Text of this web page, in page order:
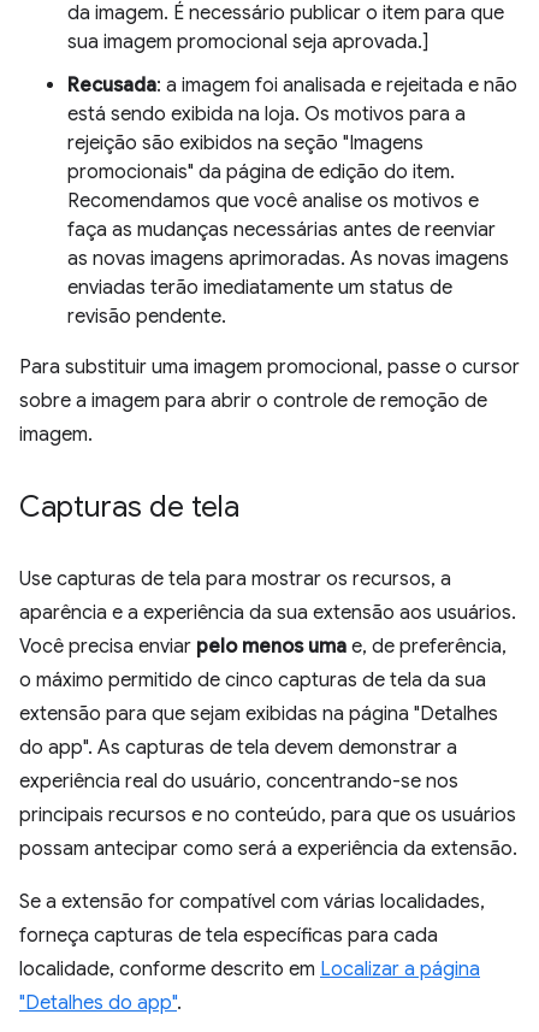
da imagem. É necessário publicar o item para que
sua imagem promocional seja aprovada.]
Recusada: a imagem foi analisada e rejeitada e não
está sendo exibida na loja. Os motivos para a
rejeição são exibidos na seção "Imagens
promocionais" da página de edição do item.
Recomendamos que você analise os motivos e
faça as mudanças necessárias antes de reenviar
as novas imagens aprimoradas. As novas imagens
enviadas terão imediatamente um status de
revisão pendente.
Para substituir uma imagem promocional, passe o cursor
sobre a imagem para abrir o controle de remoção de
imagem.
Capturas de tela
Use capturas de tela para mostrar os recursos, a
aparência e a experiência da sua extensão aos usuários.
Você precisa enviar pelo menos uma e, de preferência,
o máximo permitido de cinco capturas de tela da sua
extensão para que sejam exibidas na página "Detalhes
do app". As capturas de tela devem demonstrar a
experiência real do usuário, concentrando-se nos
principais recursos e no conteúdo, para que os usuários
possam antecipar como será a experiência da extensão.
Se a extensão for compatível com várias localidades,
forneça capturas de tela específicas para cada
localidade, conforme descrito em Localizar a página
"Detalhes do app".